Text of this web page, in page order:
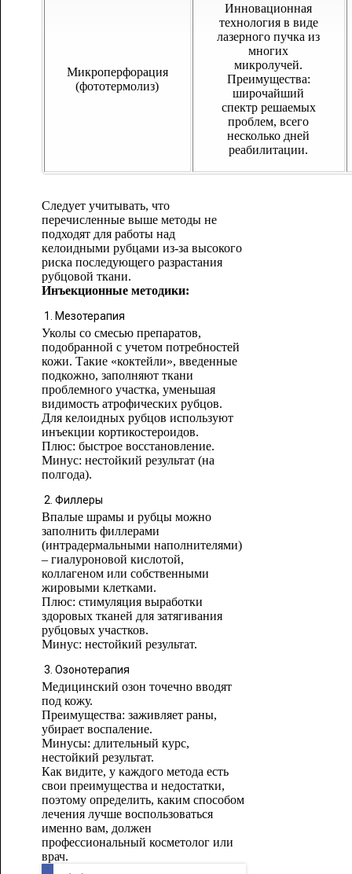
Микроперфорация
(фототермолиз)
Инновационная
технология в виде
лазерного пучка из
многих
микролучей.
Преимущества:
широчайший
спектр решаемых
проблем, всего
несколько дней
реабилитации.
Следует учитывать, что
перечисленные выше методы не
подходят для работы над
келоидными рубцами из-за высокого
риска последующего разрастания
рубцовой ткани.
Инъекционные методики:
Мезотерапия
Уколы со смесью препаратов,
подобранной с учетом потребностей
кожи. Такие «коктейли», введенные
подкожно, заполняют ткани
проблемного участка, уменьшая
видимость атрофических рубцов.
Для келоидных рубцов используют
инъекции кортикостероидов.
Плюс: быстрое восстановление.
Минус: нестойкий результат (на
полгода).
Филлеры
Впалые шрамы и рубцы можно
заполнить филлерами
(интрадермальными наполнителями)
– гиалуроновой кислотой,
коллагеном или собственными
жировыми клетками.
Плюс: стимуляция выработки
здоровых тканей для затягивания
рубцовых участков.
Минус: нестойкий результат.
Озонотерапия
Медицинский озон точечно вводят
под кожу.
Преимущества: заживляет раны,
убирает воспаление.
Минусы: длительный курс,
нестойкий результат.
Как видите, у каждого метода есть
свои преимущества и недостатки,
поэтому определить, каким способом
лечения лучше воспользоваться
именно вам, должен
профессиональный косметолог или
врач.